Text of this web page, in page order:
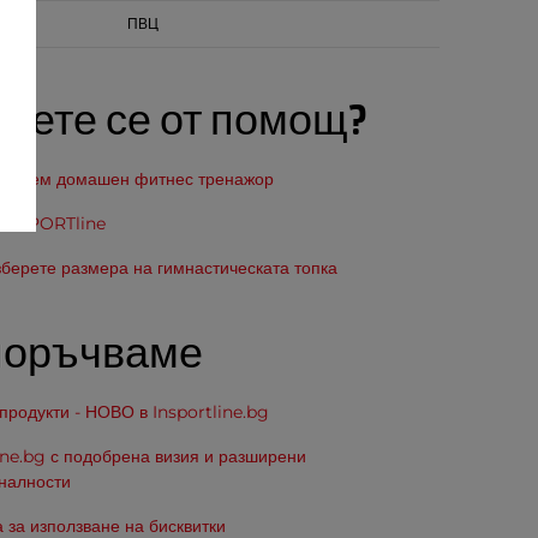
ПВЦ
се от помощ?
домашен фитнес тренажор
inSPORTline
размера на гимнастическата топка
- НОВО в Insportline.bg
с подобрена визия и разширени
за използване на бисквитки